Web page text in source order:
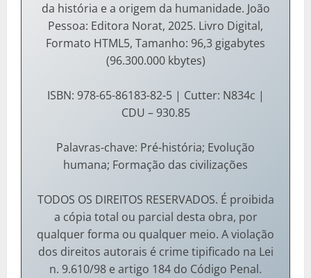
da história e a origem da humanidade. João
Pessoa: Editora Norat, 2025. Livro Digital,
Formato HTML5, Tamanho: 96,3 gigabytes
(96.300.000 kbytes)
ISBN: 978-65-86183-82-5 | Cutter: N834c |
CDU – 930.85
Palavras-chave: Pré-história; Evolução
humana; Formação das civilizações
TODOS OS DIREITOS RESERVADOS. É proibida
a cópia total ou parcial desta obra, por
qualquer forma ou qualquer meio. A violação
dos direitos autorais é crime tipificado na Lei
n. 9.610/98 e artigo 184 do Código Penal.